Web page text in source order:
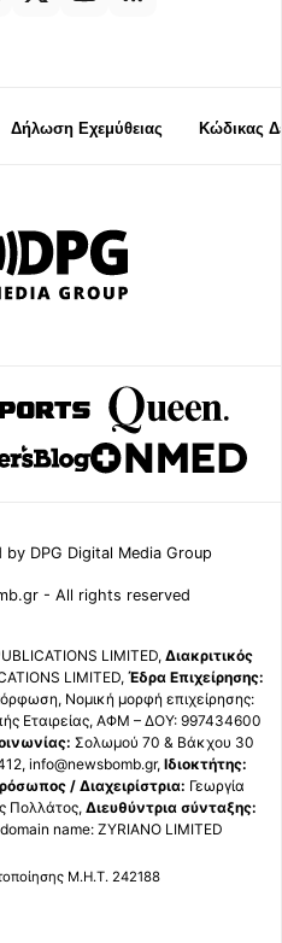
Δήλωση Εχεμύθειας Κώδικας
by DPG Digital Media Group
- All rights reserved
LIMITED, Διακριτικός
LIMITED, Έδρα Επιχείρησης:
Νομική μορφή επιχείρησης:
Εταιρείας, ΑΦΜ – ΔΟΥ: 997434600
Σολωμού 70 & Βάκχου 30
info@newsbomb.gr, Ιδιοκτήτης:
/ Διαχειρίστρια: Γεωργία
Πολλάτος,Διευθύντρια σύνταξης:
name: ZYRIANO LIMITED
Μ.Η.Τ. 242188